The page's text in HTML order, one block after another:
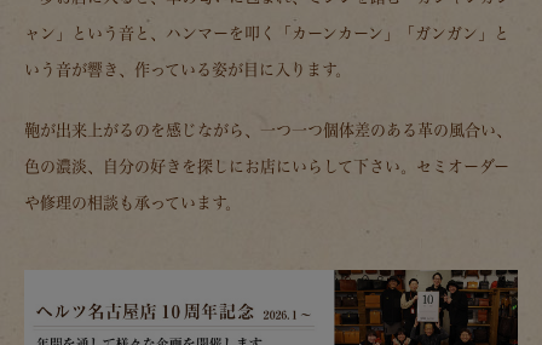
ャン」という音と、ハンマーを叩く「カーンカーン」「ガンガン」と
いう音が響き、作っている姿が目に入ります。
鞄が出来上がるのを感じながら、一つ一つ個体差のある革の風合い、
色の濃淡、自分の好きを探しにお店にいらして下さい。セミオーダー
や修理の相談も承っています。